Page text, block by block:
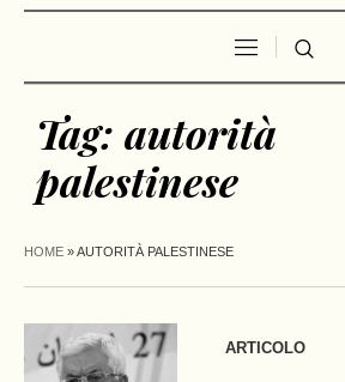
Tag: autorità
palestinese
HOME »AUTORITÀ PALESTINESE
ARTICOLO